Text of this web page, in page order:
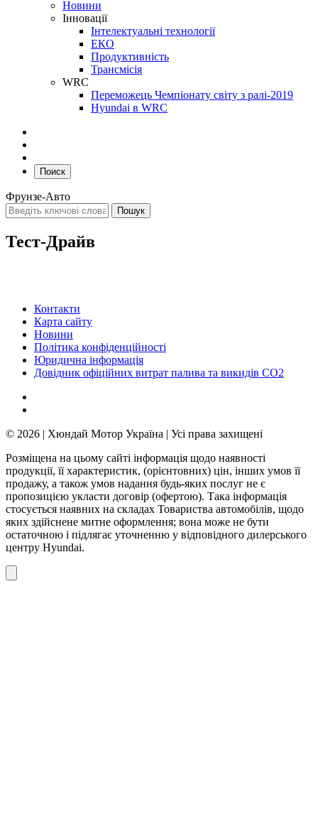
Новини
Інновації
Інтелектуальні технології
ЕКО
Продуктивність
Трансмісія
WRC
Переможець Чемпіонату світу з ралі-2019
Hyundai в WRC
Поиск
Фрунзе-Авто
Тест-Драйв
Контакти
Карта сайту
Новини
Політика конфіденційності
Юридична інформація
Довідник офіційних витрат палива та викидів СО2
© 2026 | Хюндай Мотор Україна | Усі права захищені
Розміщена на цьому сайті інформація щодо наявності
продукції, її характеристик, (орієнтовних) цін, інших умов її
продажу, а також умов надання будь-яких послуг не є
пропозицією укласти договір (офертою). Така інформація
стосується наявних на складах Товариства автомобілів, щодо
яких здійснене митне оформлення; вона може не бути
остаточною і підлягає уточненню у відповідного дилерського
центру Hyundai.